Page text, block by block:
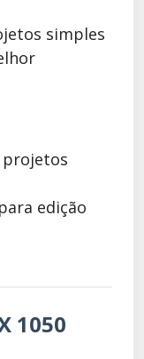
simples
projetos
edição
1050